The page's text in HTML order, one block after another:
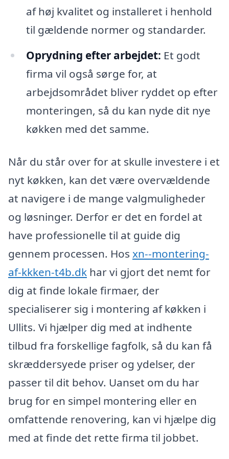
af høj kvalitet og installeret i henhold
til gældende normer og standarder.
Oprydning efter arbejdet: Et godt
firma vil også sørge for, at
arbejdsområdet bliver ryddet op efter
monteringen, så du kan nyde dit nye
køkken med det samme.
Når du står over for at skulle investere i et
nyt køkken, kan det være overvældende
at navigere i de mange valgmuligheder
og løsninger. Derfor er det en fordel at
have professionelle til at guide dig
gennem processen. Hos xn--montering-
af-kkken-t4b.dk har vi gjort det nemt for
dig at finde lokale firmaer, der
specialiserer sig i montering af køkken i
Ullits. Vi hjælper dig med at indhente
tilbud fra forskellige fagfolk, så du kan få
skræddersyede priser og ydelser, der
passer til dit behov. Uanset om du har
brug for en simpel montering eller en
omfattende renovering, kan vi hjælpe dig
med at finde det rette firma til jobbet.